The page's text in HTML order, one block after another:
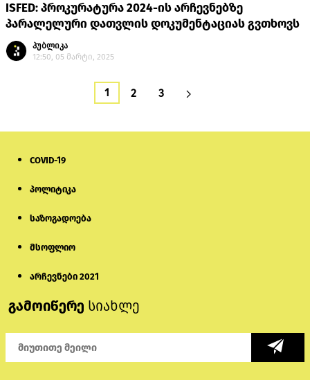
ISFED: პროკურატურა 2024-ის არჩევნებზე
პარალელური დათვლის დოკუმენტაციას გვთხოვს
პუბლიკა
12:50, 05 მარტი, 2025
1 2 3
COVID-19
პოლიტიკა
საზოგადოება
მსოფლიო
არჩევნები 2021
გამოიწერე სიახლე